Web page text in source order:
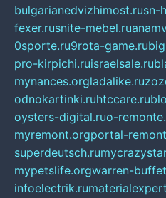
bulgarianedvizhimost.rusn-
fexer.rusnite-mebel.ru
0sporte.ru9rota-game.ru
pro-kirpichi.ruisraelsale.ru
mynances.orgladalike.ru
odnokartinki.ruhtccare.ru
oysters-digital.ruo-
myremont.orgportal-
superdeutsch.ru
mypetslife.orgwarren-
infoelectrik.ru